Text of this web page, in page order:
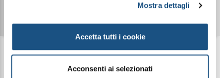
Mostra dettagli
Accetta tutti i cookie
Acconsenti ai selezionati
Cos'è Sorgenta?